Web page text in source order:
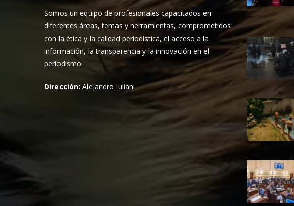
Somos un equipo de profesionales capacitados en
diferentes áreas, temas y herramientas, comprometidos
con la ética y la calidad periodística, el acceso a la
información, la transparencia y la innovación en el
periodismo.
Dirección:Alejandro Iuliani